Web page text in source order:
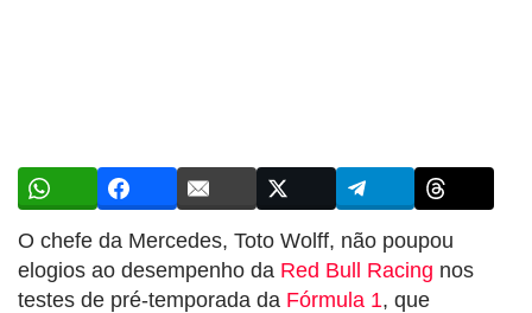
O chefe da Mercedes, Toto Wolff, não poupou
elogios ao desempenho da Red Bull Racing nos
testes de pré-temporada da Fórmula 1, que